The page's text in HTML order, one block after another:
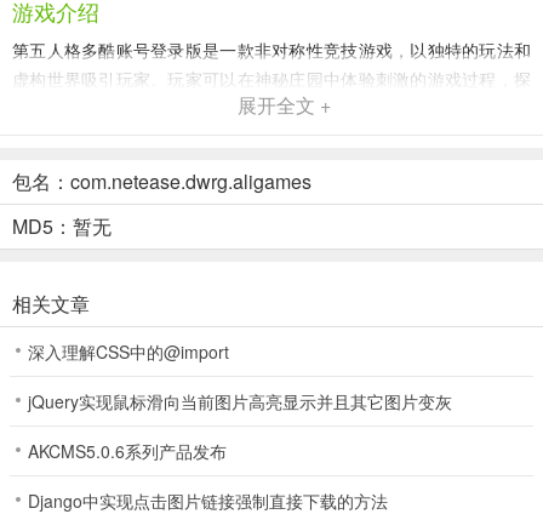
游戏介绍
第五人格多酷账号登录版是一款非对称性竞技游戏，以独特的玩法和
虚构世界吸引玩家。玩家可以在神秘庄园中体验刺激的游戏过程，探
索真相。联合狩猎自定义模式为玩家提供了更多自由度和趣味性，使
问题。这也为玩家带来了更多有趣的CP组合和搞怪玩法，如8位冒险
家、8位前锋、8位魔术师等奇葩阵容，轻松实现。此外，舞女们使用
八音盒，将湖景村变成慢动作景观，祭司们将月亮河公园变成绿光森
CP组合。
2, 搞怪玩法：可以体验各种奇葩阵容，如8位冒险家、8位前锋、8位
展开全文 +
包名：com.netease.dwrg.aligames
MD5：暂无
相关文章
深入理解CSS中的@import
jQuery实现鼠标滑向当前图片高亮显示并且其它图片变灰
AKCMS5.0.6系列产品发布
Django中实现点击图片链接强制直接下载的方法